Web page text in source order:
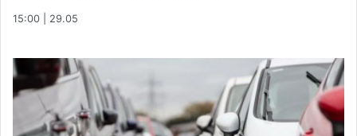
15:00 | 29.05